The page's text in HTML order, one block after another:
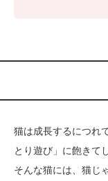
猫は成長するにつれ
とり遊び」に飽きて
そんな猫には、猫じ